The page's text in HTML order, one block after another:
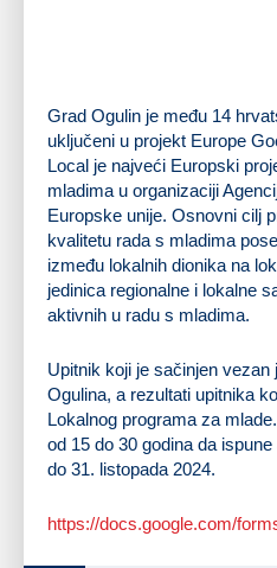
Grad Ogulin je među 14
uključeni u projekt Europe
Local je najveći Europski
mladima u organizaciji
Europske unije. Osnovni cilj
kvalitetu rada s mladima
između lokalnih dionika na
jedinica regionalne i lokalne
aktivnih u radu s mladima.
Upitnik koji je sačinjen
Ogulina, a rezultati upitnika
Lokalnog programa za
od 15 do 30 godina da
do 31. listopada 2024.
https://docs.google.com/